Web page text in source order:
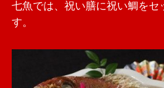
七魚では、祝い膳に祝い鯛をセ
す。